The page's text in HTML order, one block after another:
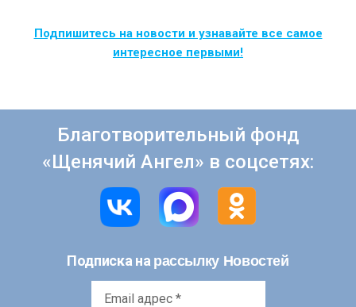
Подпишитесь на новости и узнавайте все самое
интересное первыми!
Благотворительный фонд
«Щенячий Ангел» в соцсетях:
Подписка на рассылку Новостей